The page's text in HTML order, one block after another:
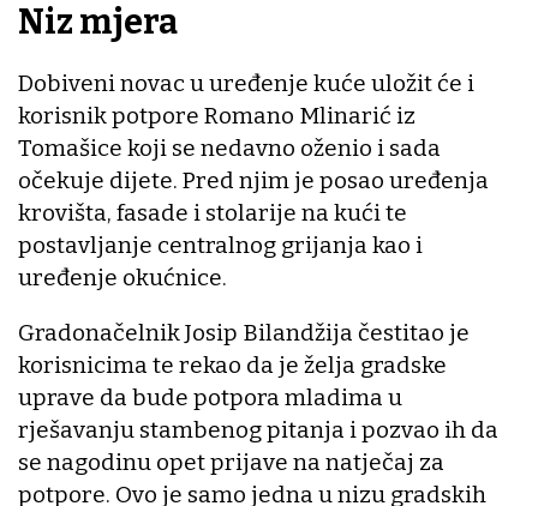
Niz mjera
Dobiveni novac u uređenje kuće uložit će i
korisnik potpore Romano Mlinarić iz
Tomašice koji se nedavno oženio i sada
očekuje dijete. Pred njim je posao uređenja
krovišta, fasade i stolarije na kući te
postavljanje centralnog grijanja kao i
uređenje okućnice.
Gradonačelnik Josip Bilandžija čestitao je
korisnicima te rekao da je želja gradske
uprave da bude potpora mladima u
rješavanju stambenog pitanja i pozvao ih da
se nagodinu opet prijave na natječaj za
potpore. Ovo je samo jedna u nizu gradskih